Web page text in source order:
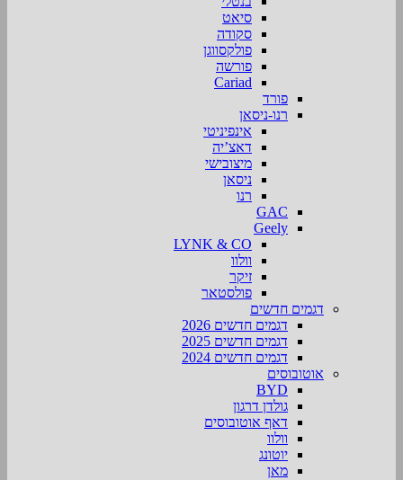
סיאט
סקודה
פולקסווגן
פורשה
Cariad
פורד
רנו-ניסאן
אינפיניטי
דאצ’יה
מיצובישי
ניסאן
רנו
GAC
Geely
LYNK & CO
וולוו
זיקר
פולסטאר
דגמים חדשים
דגמים חדשים 2026
דגמים חדשים 2025
דגמים חדשים 2024
אוטובוסים
BYD
גולדן דרגון
דאף אוטובוסים
וולוו
יוטונג
מאן